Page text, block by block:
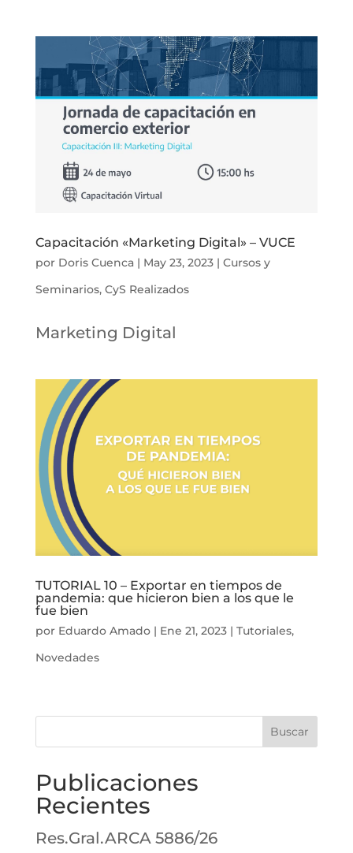
Capacitación «Marketing Digital» – VUCE
por Doris Cuenca| May 23, 2023| Cursos y
Seminarios, CyS Realizados
Marketing Digital
TUTORIAL 10 – Exportar en tiempos de
pandemia: que hicieron bien a los que le
fue bien
por Eduardo Amado| Ene 21, 2023| Tutoriales,
Novedades
Buscar
Publicaciones
Recientes
Res.Gral.ARCA 5886/26